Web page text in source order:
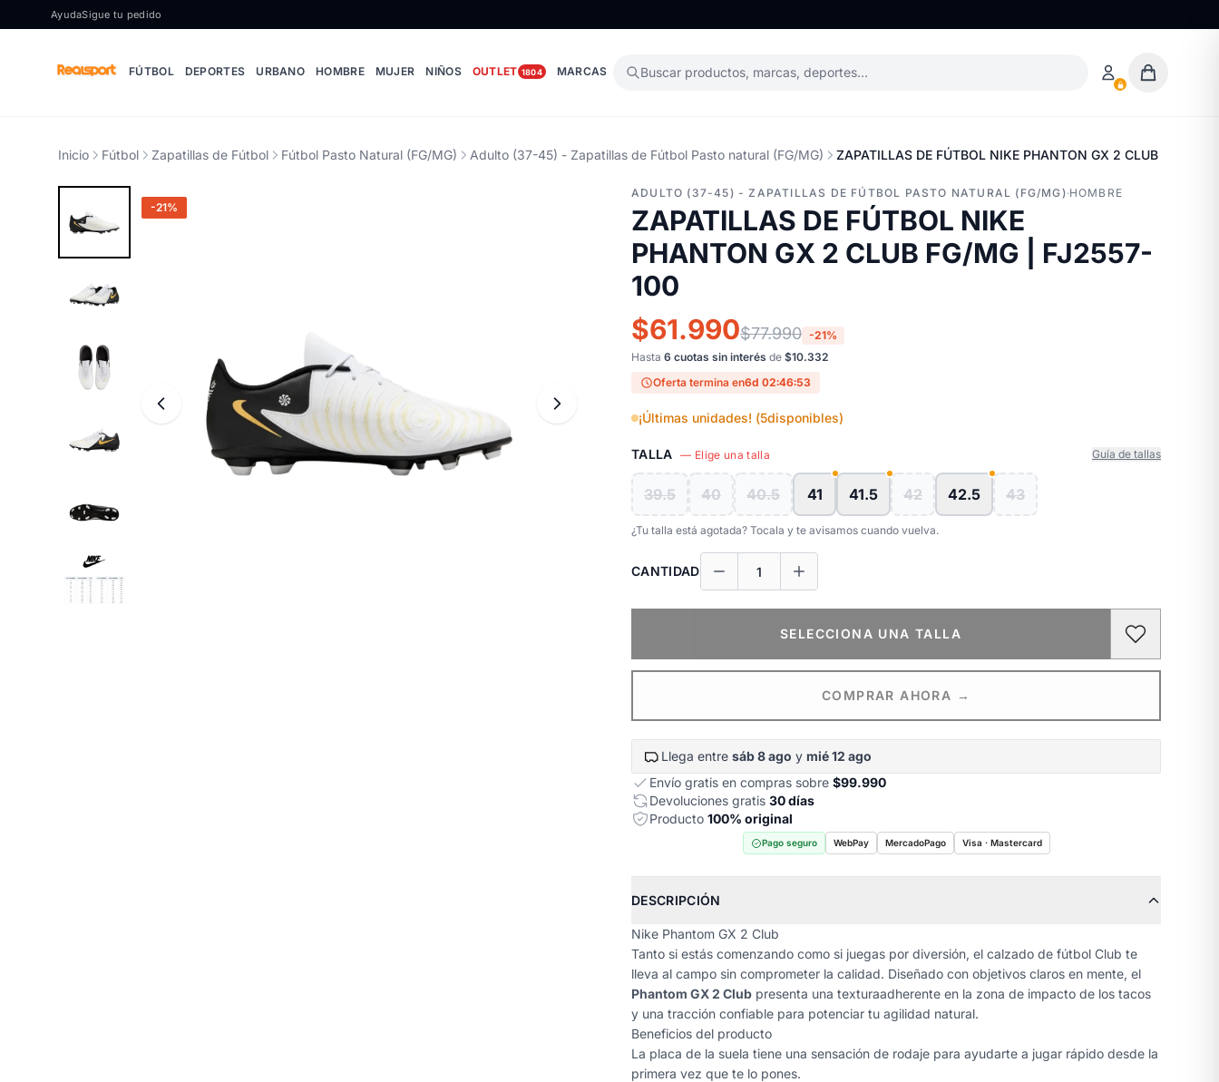
Ir al contenido
AyudaSigue tu pedido
FÚTBOL DEPORTES URBANO HOMBRE MUJER NIÑOS OUTLET 1804 MARCAS Buscar productos, marcas, deportes…
Inicio Fútbol Zapatillas de Fútbol Fútbol Pasto Natural (FG/MG) Adulto (37-45) - Zapatillas de Fútbol Pasto natural (FG/MG) ZAPATILLAS DE FÚTBOL NIKE PHANTON GX 2 CLUB FG/MG |
-21%
ADULTO (37-45) - ZAPATILLAS DE FÚTBOL PASTO NATURAL (FG/MG)·HOMBRE
ZAPATILLAS DE FÚTBOL NIKE
PHANTON GX 2 CLUB FG/MG | FJ2557-
100
$61.990$77.990 -21%
Hasta 6 cuotas sin interés de $10.332
Oferta termina en6d 02:46:52
¡Últimas unidades! (5disponibles)
TALLA — Elige una talla Guía de tallas
39.5 40 40.5 41 41.5 42 42.5 43
¿Tu talla está agotada? Tocala y te avisamos cuando vuelva.
CANTIDAD
SELECCIONA UNA TALLA
COMPRAR AHORA →
Llega entre sáb 8 ago y mié 12 ago
Envío gratis en compras sobre $99.990
Devoluciones gratis 30 días
Producto 100% original
Pago seguro WebPay MercadoPago Visa · Mastercard
DESCRIPCIÓN
Nike Phantom GX 2 Club
Tanto si estás comenzando como si juegas por diversión, el calzado de fútbol Club te
lleva al campo sin comprometer la calidad. Diseñado con objetivos claros en mente, el
Phantom GX 2 Club presenta una texturaadherente en la zona de impacto de los tacos
y una tracción confiable para potenciar tu agilidad natural.
Beneficios del producto
La placa de la suela tiene una sensación de rodaje para ayudarte a jugar rápido desde la
primera vez que te lo pones.